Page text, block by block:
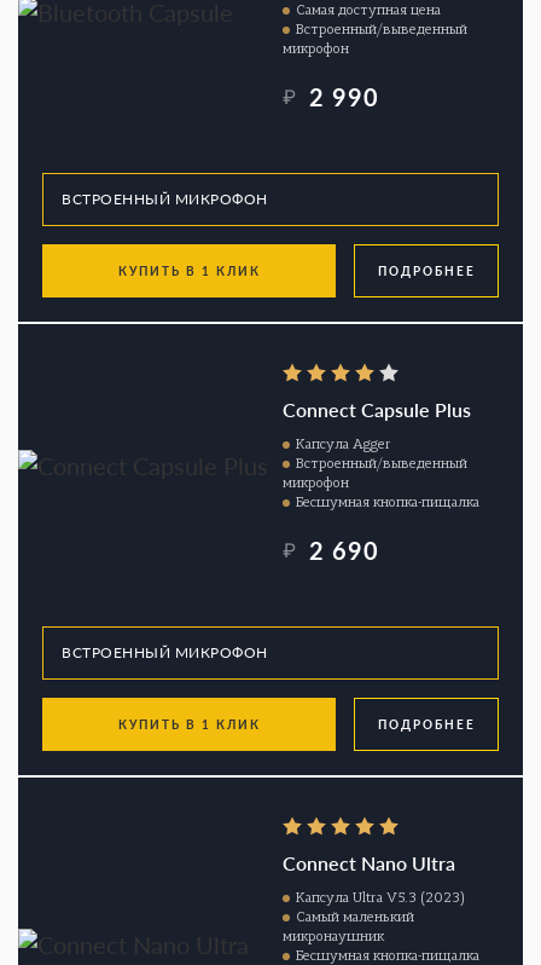
Самая доступная цена
Встроенный/выведенный
микрофон
₽ 2 990
КУПИТЬ В 1 КЛИК ПОДРОБНЕЕ
Connect Capsule Plus
Капсула Agger
Встроенный/выведенный
микрофон
Бесшумная кнопка-пищалка
₽ 2 690
КУПИТЬ В 1 КЛИК ПОДРОБНЕЕ
Connect Nano Ultra
Капсула Ultra V5.3 (2023)
Самый маленький
микронаушник
Бесшумная кнопка-пищалка